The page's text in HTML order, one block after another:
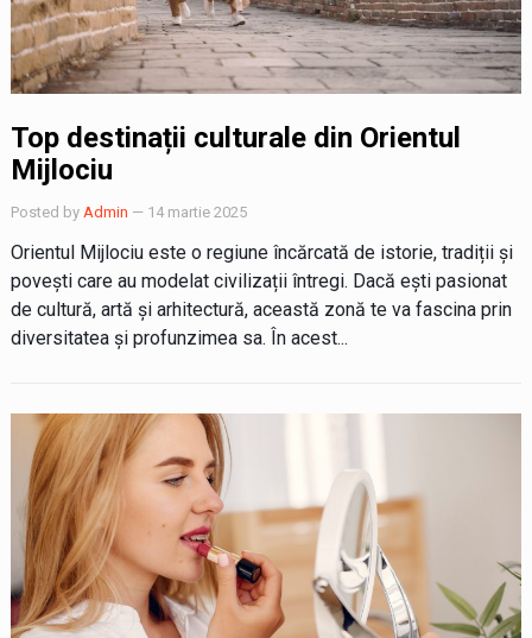
Top destinații culturale din Orientul
Mijlociu
Posted by Admin — 14 martie 2025
Orientul Mijlociu este o regiune încărcată de istorie, tradiții și
povești care au modelat civilizații întregi. Dacă ești pasionat
de cultură, artă și arhitectură, această zonă te va fascina prin
diversitatea și profunzimea sa. În acest...